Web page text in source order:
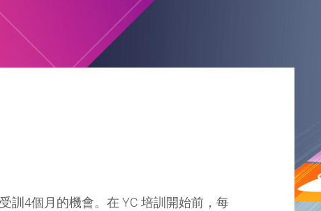
訓4個月的機會。在 YC 培訓開始前，每